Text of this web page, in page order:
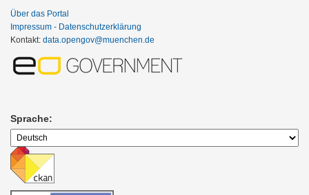
Über das Portal
Impressum - Datenschutzerklärung
Kontakt: data.opengov@muenchen.de
Sprache